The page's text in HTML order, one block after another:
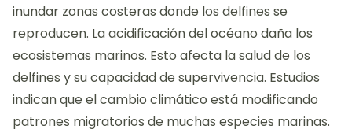
inundar zonas costeras donde los delfines se
reproducen. La acidificación del océano daña los
ecosistemas marinos. Esto afecta la salud de los
delfines y su capacidad de supervivencia. Estudios
indican que el cambio climático está modificando
patrones migratorios de muchas especies marinas.